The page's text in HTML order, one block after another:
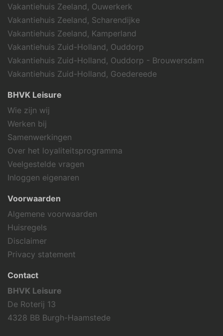
Vakantiehuis Zeeland, Ouwerkerk
Vakantiehuis Zeeland, Scharendijke
Vakantiehuis Zeeland, Kamperland
Vakantiehuis Zuid-Holland, Ouddorp
Vakantiehuis Zuid-Holland, Ouddorp - Brouwersdam
Vakantiehuis Zuid-Holland, Goedereede
BHVK Leisure
Wie zijn wij
Werken bij
Samenwerkingen
Over het loyaliteitsprogramma
Veelgestelde vragen
Inloggen eigenaren
Voorwaarden
Algemene voorwaarden
Huisregels
Disclaimer
Privacy statement
Contact
BHVK Leisure
De Roterij 13
4328 BB Burgh-Haamstede